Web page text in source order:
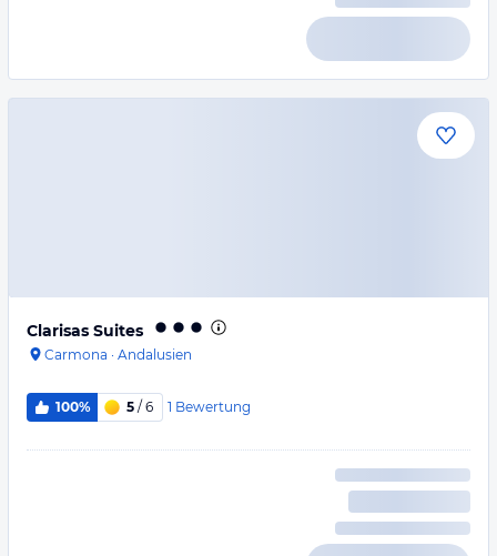
Clarisas Suites
Carmona · Andalusien
100% 5 / 6 1 Bewertung